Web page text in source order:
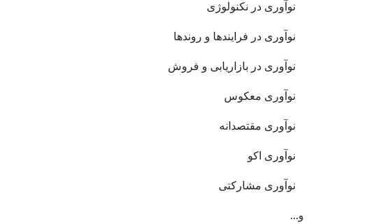
نوآوری در نکنولوژی
نوآوری در فرایندها و روندها
نوآوری در بازاریابی و فروش
نوآوری معکوس
نوآوری مقتصدانه
نوآوری اکو
نوآوری مشارکتی
و...